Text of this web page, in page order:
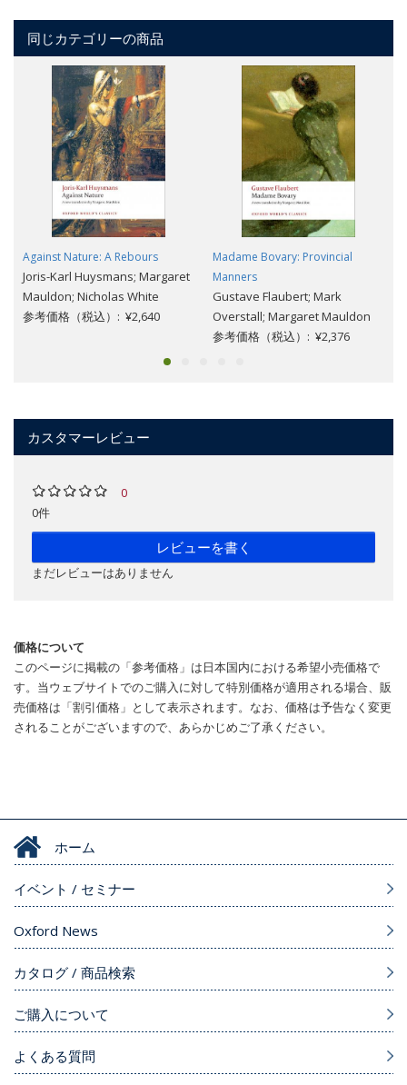
同じカテゴリーの商品
Against Nature: A Rebours
Joris-Karl Huysmans; Margaret
Mauldon; Nicholas White
参考価格（税込）: ¥2,640
Madame Bovary: Provincial
Manners
Gustave Flaubert; Mark
Overstall; Margaret Mauldon
参考価格（税込）: ¥2,376
カスタマーレビュー
0
0件
レビューを書く
まだレビューはありません
価格について
このページに掲載の「参考価格」は日本国内における希望小売価格で
す。当ウェブサイトでのご購入に対して特別価格が適用される場合、販
売価格は「割引価格」として表示されます。なお、価格は予告なく変更
されることがございますので、あらかじめご了承ください。
ホーム
イベント / セミナー
Oxford News
カタログ / 商品検索
ご購入について
よくある質問